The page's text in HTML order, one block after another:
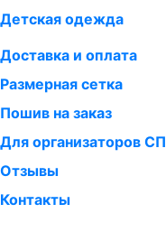
Детская одежда
Доставка и оплата
Размерная сетка
Пошив на заказ
Для организаторов СП
Отзывы
Контакты